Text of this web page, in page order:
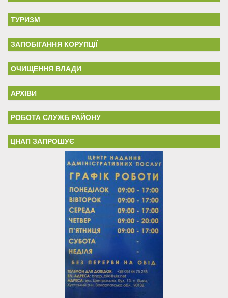
ТУРИЗМ
ЗАПОБІГАННЯ КОРУПЦІЇ
ОЧИЩЕННЯ ВЛАДИ
АРХІВИ
РОБОТА СЛУЖБ РАЙОНУ
ЦНАП ЗАПРОШУЄ